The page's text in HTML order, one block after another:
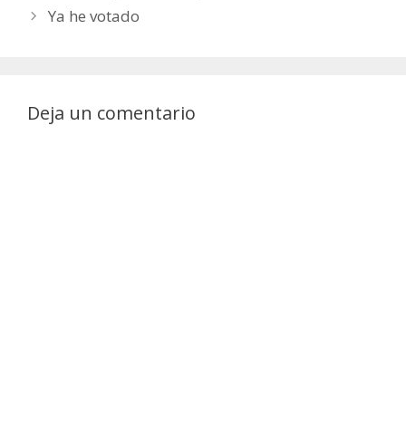
Ya he votado
Deja un comentario